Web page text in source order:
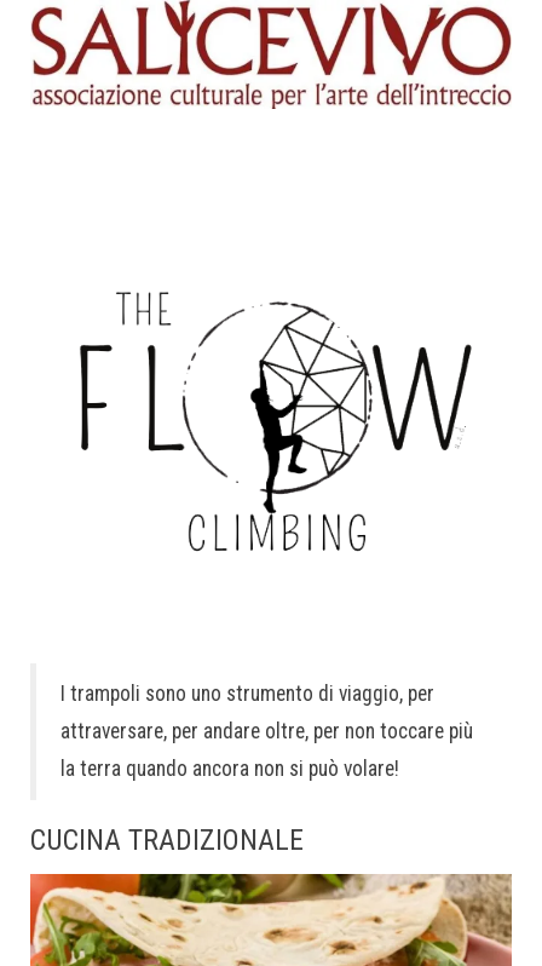
I trampoli sono uno strumento di viaggio, per
attraversare, per andare oltre, per non toccare più
la terra quando ancora non si può volare!
CUCINA TRADIZIONALE